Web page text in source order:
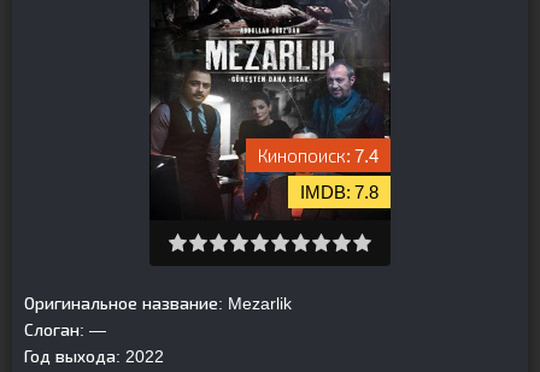
7.4
7.8
Оригинальное название: Mezarlik
Слоган: —
Год выхода: 2022